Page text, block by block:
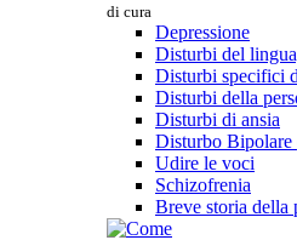
di cura
Depressione
Disturbi del
Disturbi specifici
Disturbi della
Disturbi di ansia
Disturbo Bipolare
Udire le voci
Schizofrenia
Breve storia della